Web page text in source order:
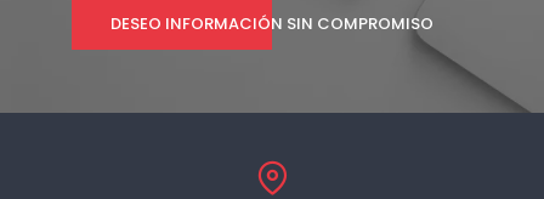
DESEO INFORMACIÓN SIN COMPROMISO